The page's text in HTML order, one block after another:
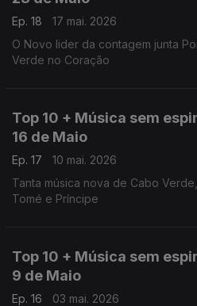
Ep. 18
17 mai. 2026
O Novo lider da contagem junta
Verde no Coração
Top 10 + Música sem
16 de Maio
Ep. 17
10 mai. 2026
Tanta música nova de Cabo
Tomé e Príncipe
Top 10 + Música sem
9 de Maio
Ep. 16
03 mai. 2026